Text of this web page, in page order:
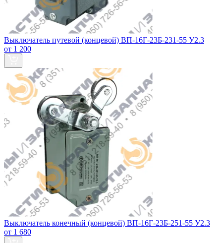
Выключатель путевой (концевой) ВП-16Г-23Б-231-55 У2.3
от 1 200
Выключатель конечный (концевой) ВП-16Г-23Б-251-55 У2.3
от 1 680